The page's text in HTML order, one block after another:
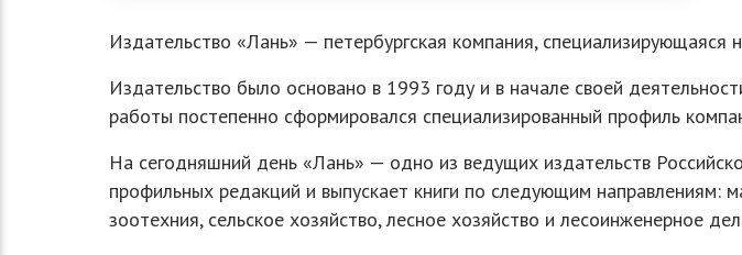
Издательство «Лань» — петербургская компания, специализирующаяся
Издательство было основано в 1993 году и в начале своей
работы постепенно сформировался специализированный профиль
На сегодняшний день «Лань» — одно из ведущих издательств
профильных редакций и выпускает книги по следующим направлениям:
зоотехния, сельское хозяйство, лесное хозяйство и лесоинженерное